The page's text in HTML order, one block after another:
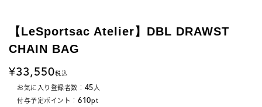
【LeSportsac Atelier】DBL DRAWST
CHAIN BAG
33,550税込
お気に入り登録者数： 45人
付与予定ポイント： 610pt